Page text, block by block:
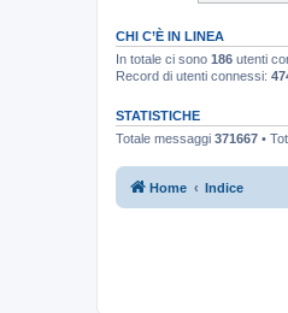
CHI C’È IN LINEA
In totale ci sono 186 utenti
Record di utenti connessi:
STATISTICHE
Totale messaggi 371667 •
Home Indice